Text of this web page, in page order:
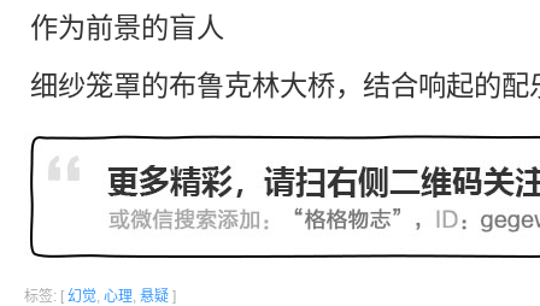
作为前景的盲人
细纱笼罩的布鲁克林大桥，结合响起的
标签: [ 幻觉, 心理, 悬疑 ]